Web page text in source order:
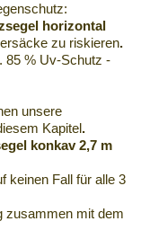
horizontal
zu riskieren.
85 % Uv-Schutz -
unsere
Kapitel.
konkav 2,7 m
keinen Fall für alle 3
zusammen mit dem